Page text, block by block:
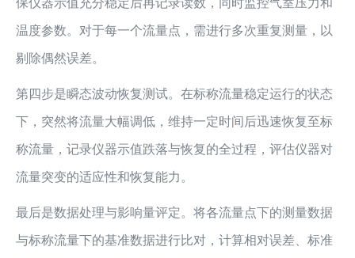
保仪器示值充分稳定后再记录读数，同时监控气室压力和
温度参数。对于每一个流量点，需进行多次重复测量，以
剔除偶然误差。
第四步是瞬态波动恢复测试。在标称流量稳定运行的状态
下，突然将流量大幅调低，维持一定时间后迅速恢复至标
称流量，记录仪器示值跌落与恢复的全过程，评估仪器对
流量突变的适应性和恢复能力。
最后是数据处理与影响量评定。将各流量点下的测量数据
与标称流量下的基准数据进行比对，计算相对误差、标准